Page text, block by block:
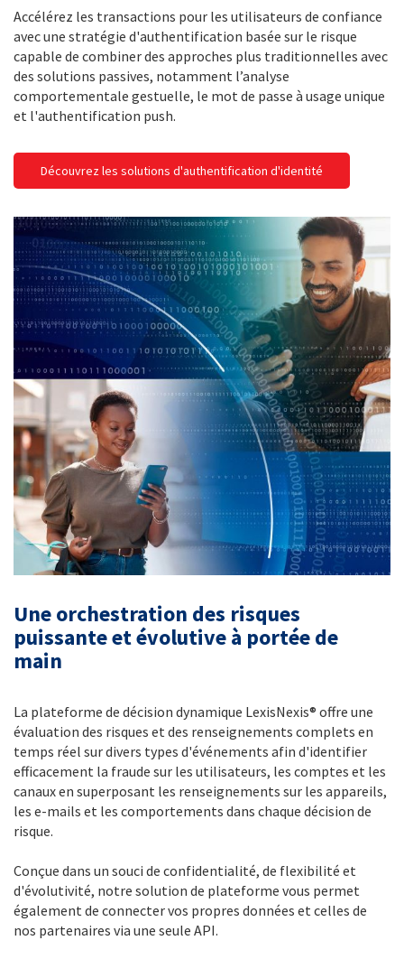
Accélérez les transactions pour les utilisateurs de confiance
avec une stratégie d'authentification basée sur le risque
capable de combiner des approches plus traditionnelles avec
des solutions passives, notamment l’analyse
comportementale gestuelle, le mot de passe à usage unique
et l'authentification push.
Découvrez les solutions d'authentification d'identité
Une orchestration des risques
puissante et évolutive à portée de
main
La plateforme de décision dynamique LexisNexis® offre une
évaluation des risques et des renseignements complets en
temps réel sur divers types d'événements afin d'identifier
efficacement la fraude sur les utilisateurs, les comptes et les
canaux en superposant les renseignements sur les appareils,
les e-mails et les comportements dans chaque décision de
risque.
Conçue dans un souci de confidentialité, de flexibilité et
d'évolutivité, notre solution de plateforme vous permet
également de connecter vos propres données et celles de
nos partenaires via une seule API.